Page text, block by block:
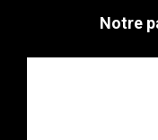
Notre